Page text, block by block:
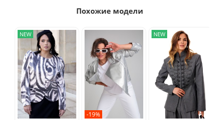
Похожие модели
NEW
-19%
NEW